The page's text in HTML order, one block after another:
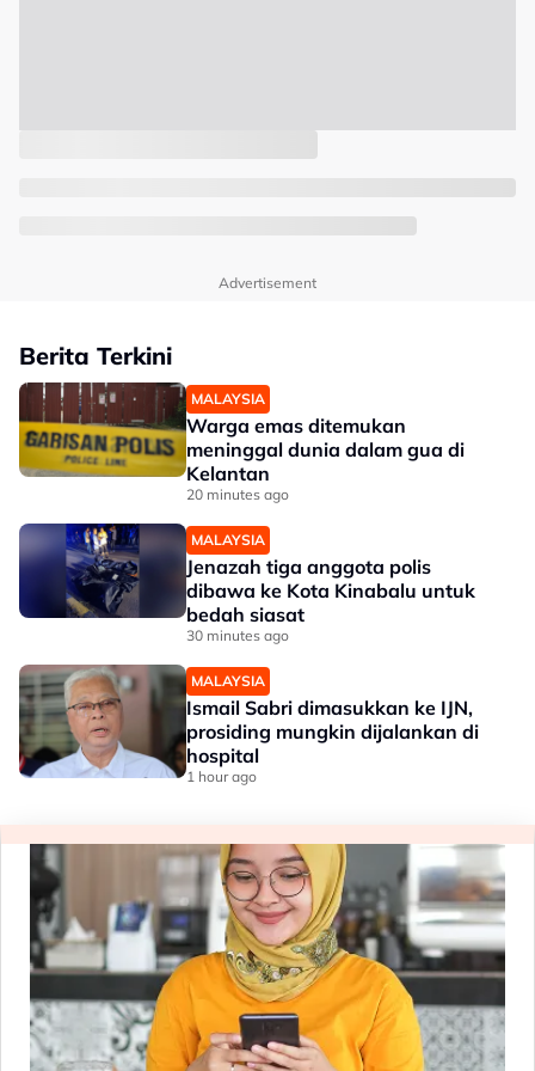
Advertisement
Berita Terkini
MALAYSIA
Warga emas ditemukan
meninggal dunia dalam gua di
Kelantan
20 minutes ago
MALAYSIA
Jenazah tiga anggota polis
dibawa ke Kota Kinabalu untuk
bedah siasat
30 minutes ago
MALAYSIA
Ismail Sabri dimasukkan ke IJN,
prosiding mungkin dijalankan di
hospital
1 hour ago